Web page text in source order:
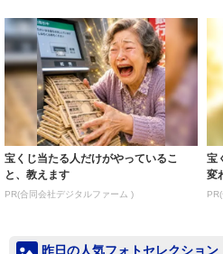
宝くじ当たる人だけがやっているこ
と、教えます
PR(合同会社デジタルファーム )
宝
変
昨日の人気フォトセレクション